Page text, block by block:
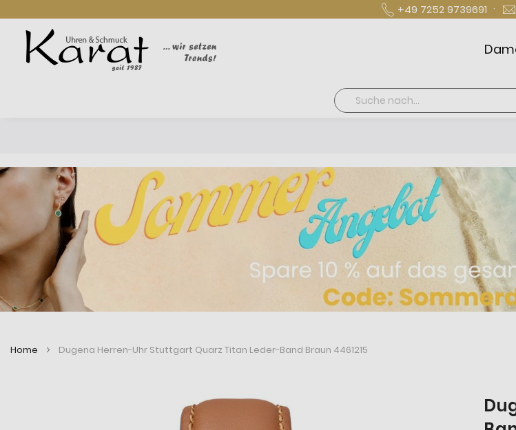
+49 7252 9739691 ·
Suche
Newsletter
Home Dugena Herren-Uhr Stuttgart Quarz Titan Leder-Band Braun 4461215